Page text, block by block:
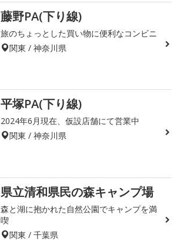
藤野PA(下り線)
旅のちょっとした買い物に便利なコンビニ
関東 / 神奈川県
平塚PA(下り線)
2024年6月現在、仮設店舗にて営業中
関東 / 神奈川県
県立清和県民の森キャンプ場
森と湖に抱かれた自然公園でキャンプを満
喫
関東 / 千葉県